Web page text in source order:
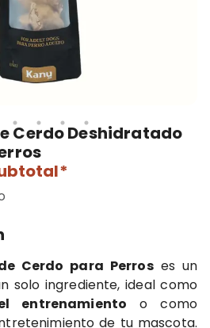
Cerdo Deshidratado
Cerdo para Perroses un
solo ingrediente, ideal como
entrenamiento o como
de tu mascota.